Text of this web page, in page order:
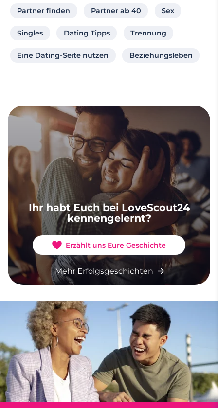
Partner finden Partner ab 40 Sex
Singles Dating Tipps Trennung
Eine Dating-Seite nutzen Beziehungsleben
Ihr habt Euch bei LoveScout24
kennengelernt?
Erzählt uns Eure Geschichte
Mehr Erfolgsgeschichten